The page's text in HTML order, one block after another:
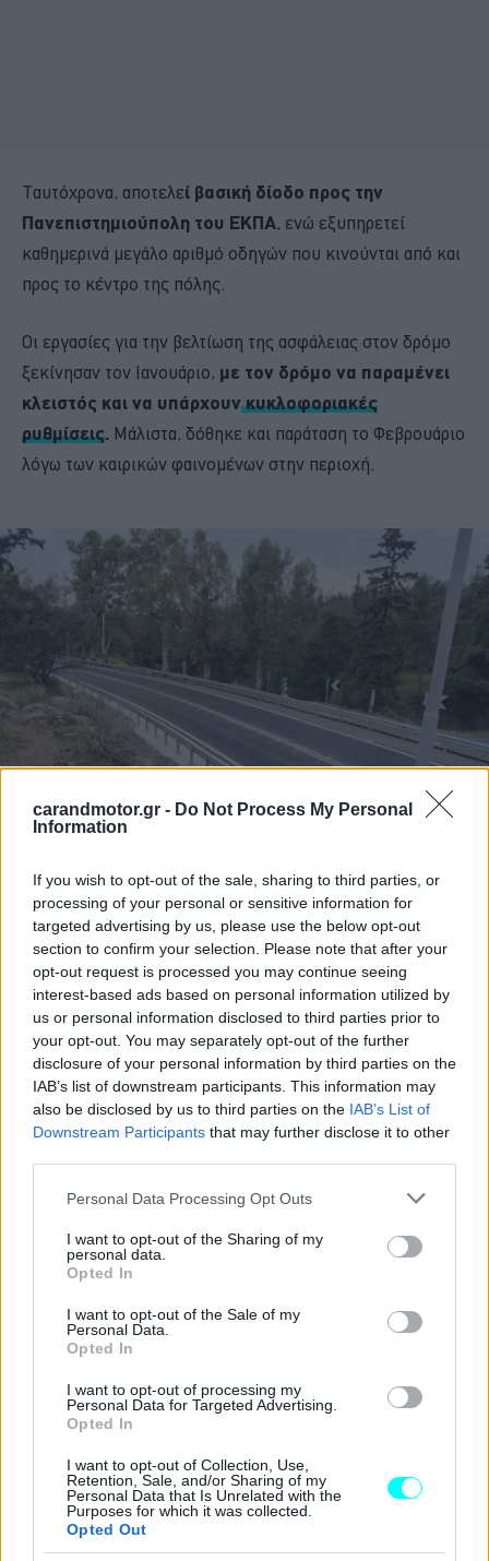
carandmotor.gr - Do Not Process My Personal
Information
If you wish to opt-out of the sale, sharing to third parties, or
processing of your personal or sensitive information for
targeted advertising by us, please use the below opt-out
section to confirm your selection. Please note that after your
opt-out request is processed you may continue seeing
interest-based ads based on personal information utilized by
us or personal information disclosed to third parties prior to
your opt-out. You may separately opt-out of the further
disclosure of your personal information by third parties on the
IAB’s list of downstream participants. This information may
also be disclosed by us to third parties on the IAB’s List of
Downstream Participants that may further disclose it to other
Please note that this website/app uses one or more Google
not limited to your visit or usage behaviour. You may click to
grant or deny consent to Google and its third-party tags to
use your data for below specified purposes in below Google
consent section.
Personal Data Processing Opt Outs
I want to opt-out of the Sharing of my
personal data.
Opted In
I want to opt-out of the Sale of my
Personal Data.
Opted In
I want to opt-out of processing my
Personal Data for Targeted Advertising.
Opted In
I want to opt-out of Collection, Use,
Retention, Sale, and/or Sharing of my
Personal Data that Is Unrelated with the
Purposes for which it was collected.
Opted Out
Ταυτόχρονα, αποτελεί βασική δίοδο προς την
Πανεπιστημιούπολη του ΕΚΠΑ, ενώ εξυπηρετεί
καθημερινά μεγάλο αριθμό οδηγών που κινούνται από και
προς το κέντρο της πόλης.
Οι εργασίες για την βελτίωση της ασφάλειας στον δρόμο
ξεκίνησαν τον Ιανουάριο, με τον δρόμο να παραμένει
κλειστός και να υπάρχουνκυκλοφοριακές
ρυθμίσεις. Μάλιστα, δόθηκε και παράταση το Φεβρουάριο
λόγω των καιρικών φαινομένων στην περιοχή.
Κεντρικός στόχος της παρέμβασης ήταν η αντιμετώπιση
ενός ιδιαίτερα επικίνδυνου τμήματος μήκους
περίπου 500 μέτρων, το οποίο χαρακτηριζόταν από
απότομη χάραξη και περιορισμένη ορατότητα, αφού
στο συγκεκριμένο σημείο έχουν καταγραφεί στο
παρελθόν αρκετάτροχαία ατυχήματα, ακόμη και σοβαρά
σε μερικές περιπτώσεις.
της χάραξης, με στόχο την ομαλοποίηση της κυκλοφορίας
και τη βελτίωση της ορατότητας για τους οδηγούς.
Παράλληλα, τοποθετήθηκαν
εφαρμόστηκε αντιολισθηρός τάπητας στο
οδόστρωμα.